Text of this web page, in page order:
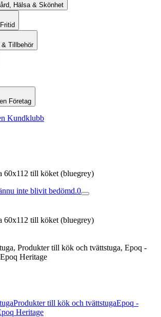
Hälsa & Skönhet
Tillbehör
Företag
Kundklubb
60x112 till köket (bluegrey)
inte blivit bedömd.0
60x112 till köket (bluegrey)
Produkter till kök och tvättstuga, Epoq -
Heritage
Produkter till kök och tvättstugaEpoq -
Heritage